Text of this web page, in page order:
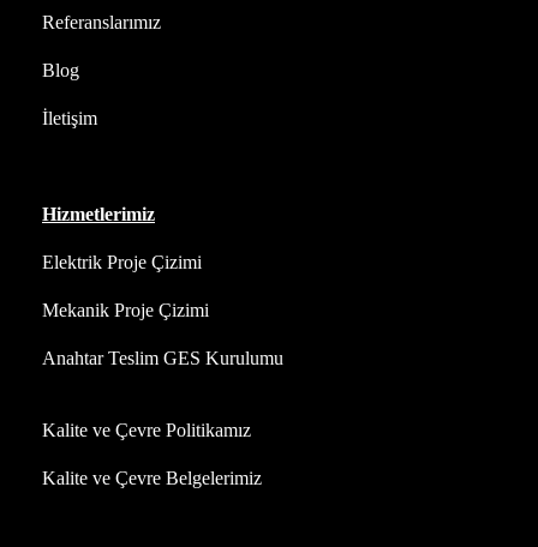
Referanslarımız
Blog
İletişim
Hizmetlerimiz
Elektrik Proje Çizimi
Mekanik Proje Çizimi
Anahtar Teslim GES Kurulumu
Kalite ve Çevre Politikamız
Kalite ve Çevre Belgelerimiz